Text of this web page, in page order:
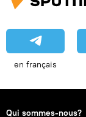
en français
Qui sommes-nous?